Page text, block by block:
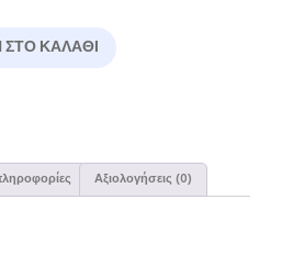
ΚΑΛΆΘΙ
Αξιολογήσεις (0)